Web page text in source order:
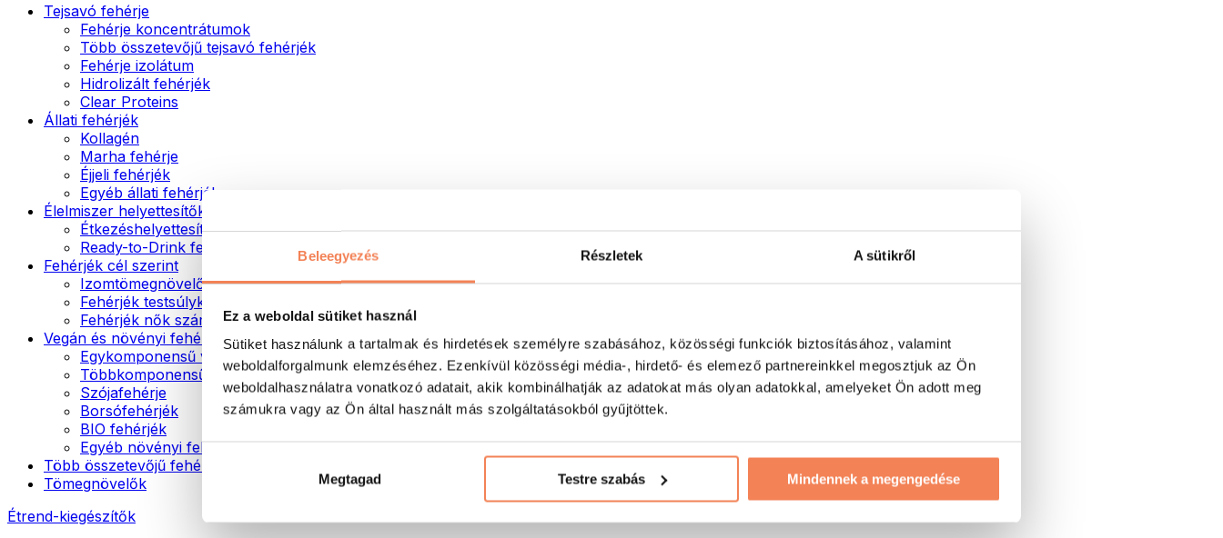
Beleegyezés Részletek A sütikről
Ez a weboldal sütiket használ
Sütiket használunk a tartalmak és hirdetések személyre szabásához, közösségi funkciók biztosításához, valamint
weboldalforgalmunk elemzéséhez. Ezenkívül közösségi média-, hirdető- és elemező partnereinkkel megosztjuk az Ön
weboldalhasználatra vonatkozó adatait, akik kombinálhatják az adatokat más olyan adatokkal, amelyeket Ön adott meg
számukra vagy az Ön által használt más szolgáltatásokból gyűjtöttek.
Megtagad Testre szabás Mindennek a megengedése
Tejsavó fehérje
Fehérje koncentrátumok
Több összetevőjű tejsavó fehérjék
Fehérje izolátum
Hidrolizált fehérjék
Clear Proteins
Állati fehérjék
Kollagén
Marha fehérje
Éjjeli fehérjék
Egyéb állati fehérjék
Élelmiszer helyettesítők
Étkezéshelyettesítő porok
Ready-to-Drink fehérjeitalok
Fehérjék cél szerint
Izomtömegnövelők
Fehérjék testsúlykontroll támogatásához
Fehérjék nők számára
Vegán és növényi fehérjék
Egykomponensű vegán fehérjék
Többkomponensű vegán fehérjék
Szójafehérje
Borsófehérjék
BIO fehérjék
Egyéb növényi fehérjék
Több összetevőjű fehérje
Tömegnövelők
Étrend-kiegészítők